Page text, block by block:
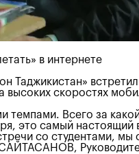
в интернете
Таджикистан»
скоростях
темпами. Всего за
это самый
со студентами,